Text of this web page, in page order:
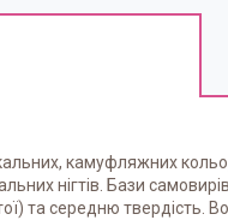
камуфляжних
нігтів. Бази
та середню